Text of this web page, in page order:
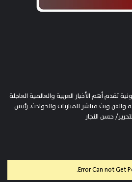
تقدم أهم الأخبار العربية والعالمية العاجلة
والفن وبث مباشر للمباريات والحوادث. رئيس
حسن النجار
Error Can not Get